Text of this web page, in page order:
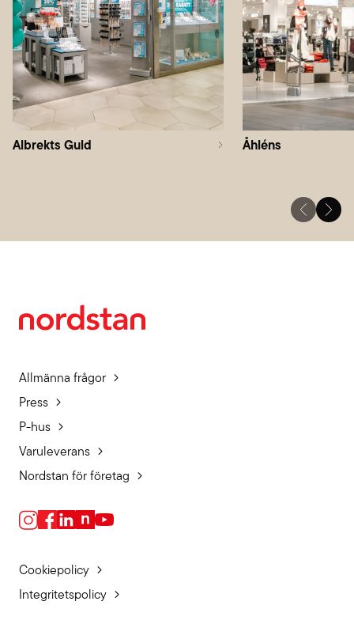
Albrekts Guld Åhléns
Allmänna frågor
Press
P-hus
Varuleverans
Nordstan för företag
Cookiepolicy
Integritetspolicy